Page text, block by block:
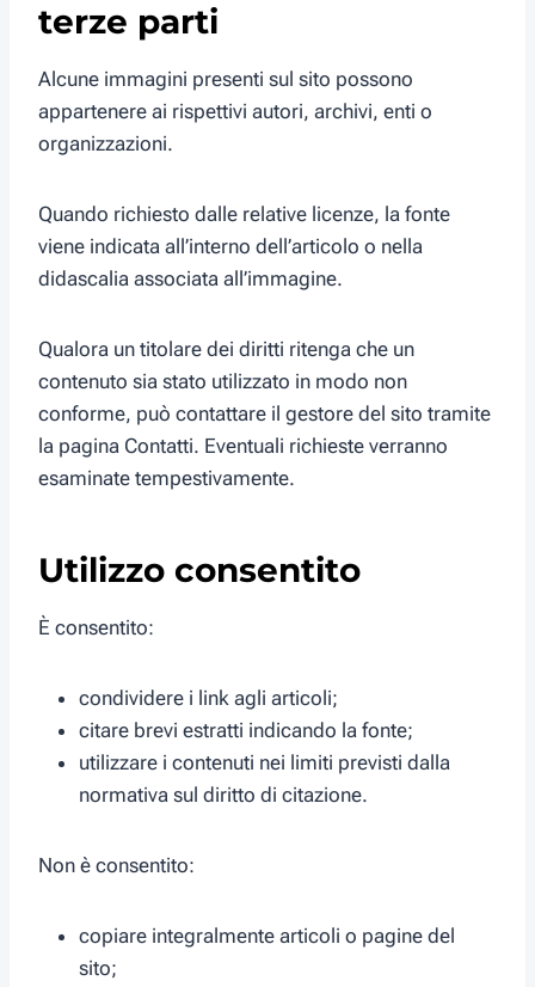
terze parti
Alcune immagini presenti sul sito possono
appartenere ai rispettivi autori, archivi, enti o
organizzazioni.
Quando richiesto dalle relative licenze, la fonte
viene indicata all’interno dell’articolo o nella
didascalia associata all’immagine.
Qualora un titolare dei diritti ritenga che un
contenuto sia stato utilizzato in modo non
conforme, può contattare il gestore del sito tramite
la pagina Contatti. Eventuali richieste verranno
esaminate tempestivamente.
Utilizzo consentito
È consentito:
condividere i link agli articoli;
citare brevi estratti indicando la fonte;
utilizzare i contenuti nei limiti previsti dalla
normativa sul diritto di citazione.
Non è consentito:
copiare integralmente articoli o pagine del
sito;